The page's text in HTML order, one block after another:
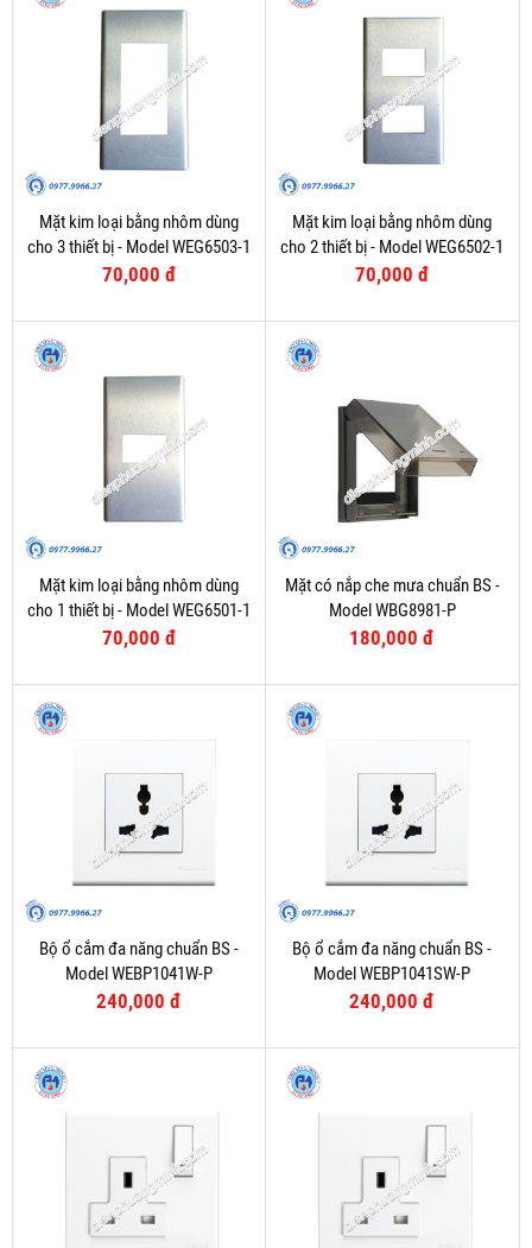
Mặt kim loại bằng nhôm dùng
cho 3 thiết bị - Model WEG6503-1
70,000 đ
Mặt kim loại bằng nhôm dùng
cho 2 thiết bị - Model WEG6502-1
70,000 đ
Mặt kim loại bằng nhôm dùng
cho 1 thiết bị - Model WEG6501-1
70,000 đ
Mặt có nắp che mưa chuẩn BS -
Model WBG8981-P
180,000 đ
Bộ ổ cắm đa năng chuẩn BS -
Model WEBP1041W-P
240,000 đ
Bộ ổ cắm đa năng chuẩn BS -
Model WEBP1041SW-P
240,000 đ